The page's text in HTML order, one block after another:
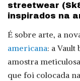
streetwear
inspirados na
É sobre arte, a
americana: a Vault
amostra
que foi colocada